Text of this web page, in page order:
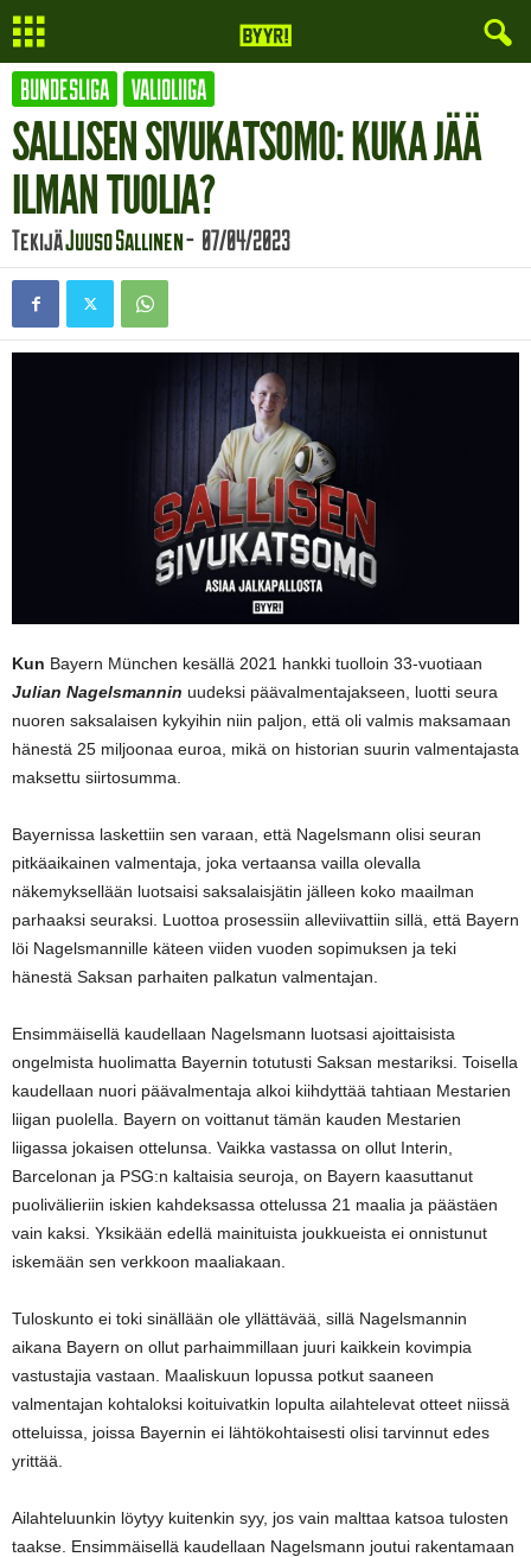
BUNDESLIGA VALIOLIIGA
SALLISEN SIVUKATSOMO: KUKA JÄÄ
ILMAN TUOLIA?
TekijäJuuso Sallinen- 07/04/2023
Kun Bayern München kesällä 2021 hankki tuolloin 33-vuotiaan
Julian Nagelsmannin uudeksi päävalmentajakseen, luotti seura
nuoren saksalaisen kykyihin niin paljon, että oli valmis maksamaan
hänestä 25 miljoonaa euroa, mikä on historian suurin valmentajasta
maksettu siirtosumma.
Bayernissa laskettiin sen varaan, että Nagelsmann olisi seuran
pitkäaikainen valmentaja, joka vertaansa vailla olevalla
näkemyksellään luotsaisi saksalaisjätin jälleen koko maailman
parhaaksi seuraksi. Luottoa prosessiin alleviivattiin sillä, että Bayern
löi Nagelsmannille käteen viiden vuoden sopimuksen ja teki
hänestä Saksan parhaiten palkatun valmentajan.
Ensimmäisellä kaudellaan Nagelsmann luotsasi ajoittaisista
ongelmista huolimatta Bayernin totutusti Saksan mestariksi. Toisella
kaudellaan nuori päävalmentaja alkoi kiihdyttää tahtiaan Mestarien
liigan puolella. Bayern on voittanut tämän kauden Mestarien
liigassa jokaisen ottelunsa. Vaikka vastassa on ollut Interin,
Barcelonan ja PSG:n kaltaisia seuroja, on Bayern kaasuttanut
puolivälieriin iskien kahdeksassa ottelussa 21 maalia ja päästäen
vain kaksi. Yksikään edellä mainituista joukkueista ei onnistunut
iskemään sen verkkoon maaliakaan.
Tuloskunto ei toki sinällään ole yllättävää, sillä Nagelsmannin
aikana Bayern on ollut parhaimmillaan juuri kaikkein kovimpia
vastustajia vastaan. Maaliskuun lopussa potkut saaneen
valmentajan kohtaloksi koituivatkin lopulta ailahtelevat otteet niissä
otteluissa, joissa Bayernin ei lähtökohtaisesti olisi tarvinnut edes
yrittää.
Ailahteluunkin löytyy kuitenkin syy, jos vain malttaa katsoa tulosten
taakse. Ensimmäisellä kaudellaan Nagelsmann joutui rakentamaan